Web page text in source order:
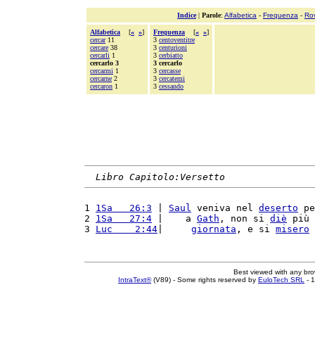
Indice| Parole: Alfabetica - Frequenza -
Alfabetica [« »]
cercar11
cercare 38
cercarli 1
cercarlo 3
cercarmi 1
cercarne 2
cercaron 1
Frequenza [« »]
3 centoventitre
3 centurioni
3 cerbiatto
3 cercarlo
3 cercasse
3 cercatemi
3 cessando
Libro Capitolo:Versetto
1 1Sa   26:3 Saul veniva nel deserto
2 1Sa   27:4 |    a Gath , non si diè più
3 Luc    2:44 giornata , e si misero
Best viewed with any
IntraText®(V89) - Some rights reserved by EuloTech SRL -